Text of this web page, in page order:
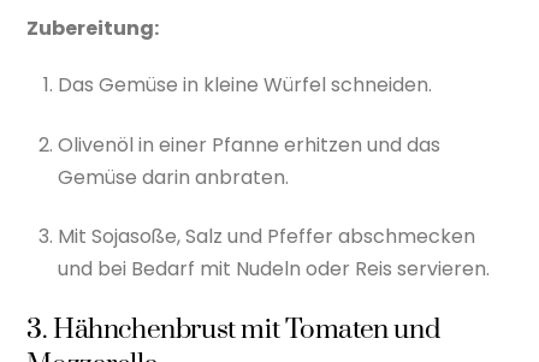
Zubereitung:
Das Gemüse in kleine Würfel schneiden.
Olivenöl in einer Pfanne erhitzen und das
Gemüse darin anbraten.
Mit Sojasoße, Salz und Pfeffer abschmecken
und bei Bedarf mit Nudeln oder Reis servieren.
3. Hähnchenbrust mit Tomaten und